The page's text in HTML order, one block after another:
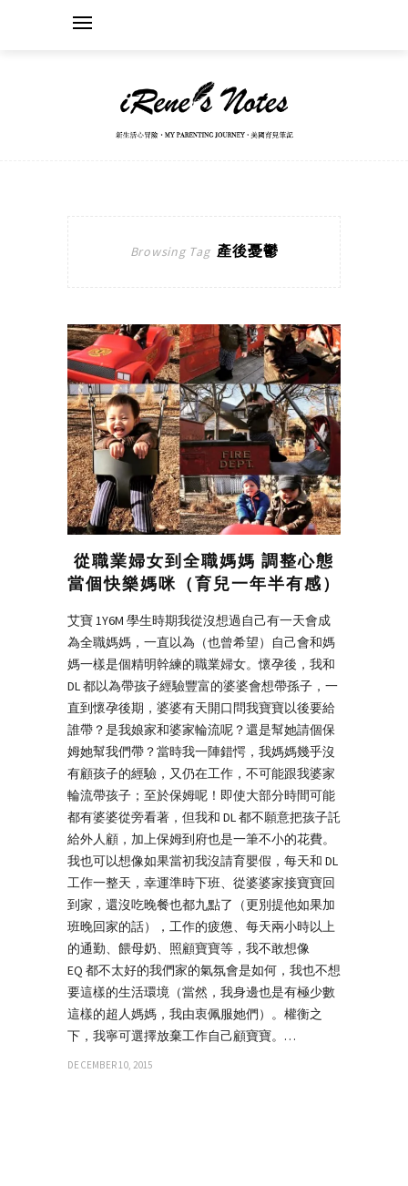
Browsing Tag 產後憂鬱
從職業婦女到全職媽媽 調整心態
當個快樂媽咪（育兒一年半有感）
艾寶 1Y6M 學生時期我從沒想過自己有一天會成
為全職媽媽，一直以為（也曾希望）自己會和媽
媽一樣是個精明幹練的職業婦女。懷孕後，我和
DL 都以為帶孩子經驗豐富的婆婆會想帶孫子，一
直到懷孕後期，婆婆有天開口問我寶寶以後要給
誰帶？是我娘家和婆家輪流呢？還是幫她請個保
姆她幫我們帶？當時我一陣錯愕，我媽媽幾乎沒
有顧孩子的經驗，又仍在工作，不可能跟我婆家
輪流帶孩子；至於保姆呢！即使大部分時間可能
都有婆婆從旁看著，但我和 DL 都不願意把孩子託
給外人顧，加上保姆到府也是一筆不小的花費。
我也可以想像如果當初我沒請育嬰假，每天和 DL
工作一整天，幸運準時下班、從婆婆家接寶寶回
到家，還沒吃晚餐也都九點了（更別提他如果加
班晚回家的話），工作的疲憊、每天兩小時以上
的通勤、餵母奶、照顧寶寶等，我不敢想像
EQ 都不太好的我們家的氣氛會是如何，我也不想
要這樣的生活環境（當然，我身邊也是有極少數
這樣的超人媽媽，我由衷佩服她們）。權衡之
下，我寧可選擇放棄工作自己顧寶寶。…
DECEMBER 10, 2015